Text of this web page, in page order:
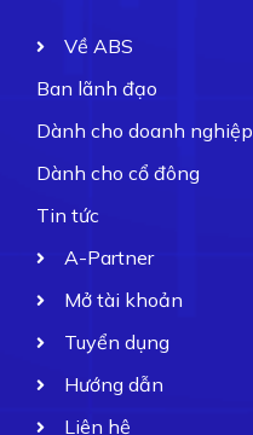
Về ABS
Ban lãnh đạo
Dành cho doanh nghiệp
Dành cho cổ đông
Tin tức
A-Partner
Mở tài khoản
Tuyển dụng
Hướng dẫn
Liên hệ